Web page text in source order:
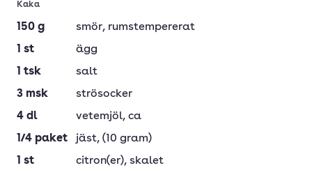
Kaka
150 g smör, rumstempererat
1 st
ägg
1 tsk
salt
3 msk
strösocker
4 dl vetemjöl, ca
1/4 paket jäst, (10 gram)
1 st citron(er), skalet